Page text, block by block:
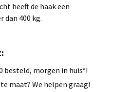
heeft de haak een
dan 400 kg.
besteld, morgen in huis*!
maat? We helpen graag!